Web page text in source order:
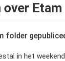
Etam
folder
in het